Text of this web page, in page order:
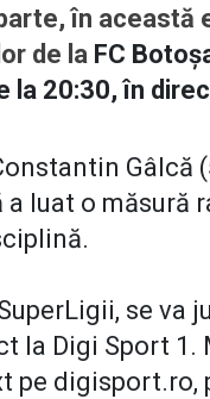
în această
de la FC
la 20:30, în
Gâlcă
luat o măsură
se va
la Digi Sport 1.
pe digisport.ro,